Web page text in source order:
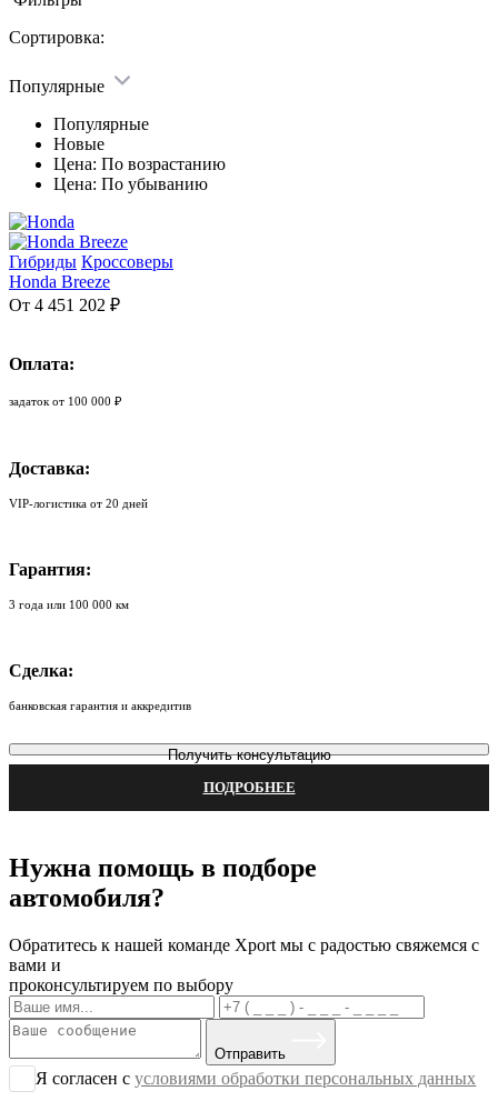
Сортировка:
Популярные
Популярные
Новые
Цена: По возрастанию
Цена: По убыванию
Гибриды Кроссоверы
Honda Breeze
От 4 451 202 ₽
Оплата:
задаток от 100 000 ₽
Доставка:
VIP-логистика от 20 дней
Гарантия:
3 года или 100 000 км
Сделка:
банковская гарантия и аккредитив
Получить консультацию
ПОДРОБНЕЕ
Нужна помощь в подборе
автомобиля?
Обратитесь к нашей команде Xport мы с радостью свяжемся с
вами и
проконсультируем по выбору
Отправить
Я согласен сусловиями обработки персональных данных